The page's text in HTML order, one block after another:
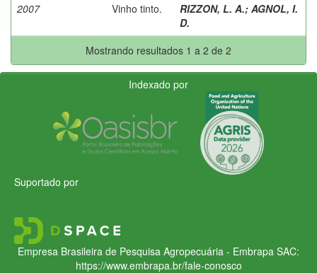
2007
Vinho tinto. RIZZON, L. A.; AGNOL, I.
D.
Mostrando resultados 1 a 2 de 2
Indexado por
Suportado por
Empresa Brasileira de Pesquisa Agropecuária - Embrapa SAC:
https://www.embrapa.br/fale-conosco